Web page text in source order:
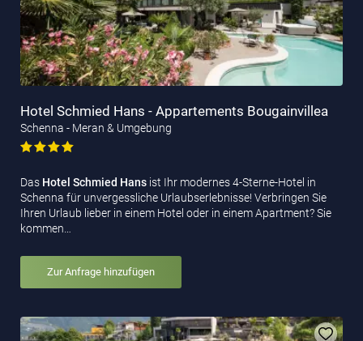
Hotel Schmied Hans - Appartements Bougainvillea
Schenna - Meran & Umgebung
Das Hotel Schmied Hans ist Ihr modernes 4-Sterne-Hotel in
Schenna für unvergessliche Urlaubserlebnisse! Verbringen Sie
Ihren Urlaub lieber in einem Hotel oder in einem Apartment? Sie
kommen…
Zur Anfrage hinzufügen